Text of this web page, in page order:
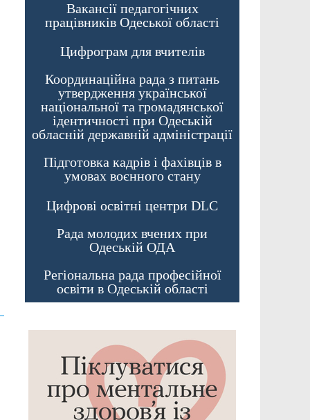
Вакансії педагогічних
працівників Одеської області
Цифрограм для вчителів
Координаційна рада з питань
утвердження української
національної та громадянської
ідентичності при Одеській
обласній державній адміністрації
Підготовка кадрів і фахівців в
умовах воєнного стану
Цифрові освітні центри DLC
Рада молодих вчених при
Одеській ОДА
Регіональна рада професійної
освіти в Одеській області